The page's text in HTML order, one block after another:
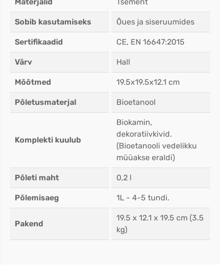
Sobib kasutamiseks Õues ja siseruumides
Sertifikaadid CE, EN 16647:2015
Värv Hall
Mõõtmed 19.5x19.5x12.1 cm
Põletusmaterjal Bioetanool
Komplekti kuulub
Biokamin,
dekoratiivkivid.
(Bioetanooli vedelikku
müüakse eraldi)
Põleti maht 0,2 l
Põlemisaeg 1L - 4-5 tundi.
Pakend
19.5 x 12.1 x 19.5 cm (3.5
kg)